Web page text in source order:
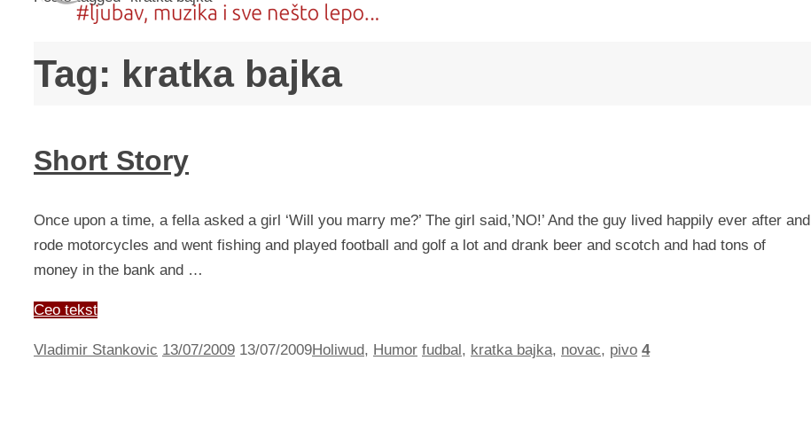
Tag: kratka bajka
Short Story
Once upon a time, a fella asked a girl ‘Will you marry me?’ The girl said,’NO!’ And the guy lived happily ever after and
rode motorcycles and went fishing and played football and golf a lot and drank beer and scotch and had tons of
money in the bank and …
Ceo tekst
Vladimir Stankovic 13/07/2009 13/07/2009Holiwud, Humor fudbal, kratka bajka, novac, pivo 4